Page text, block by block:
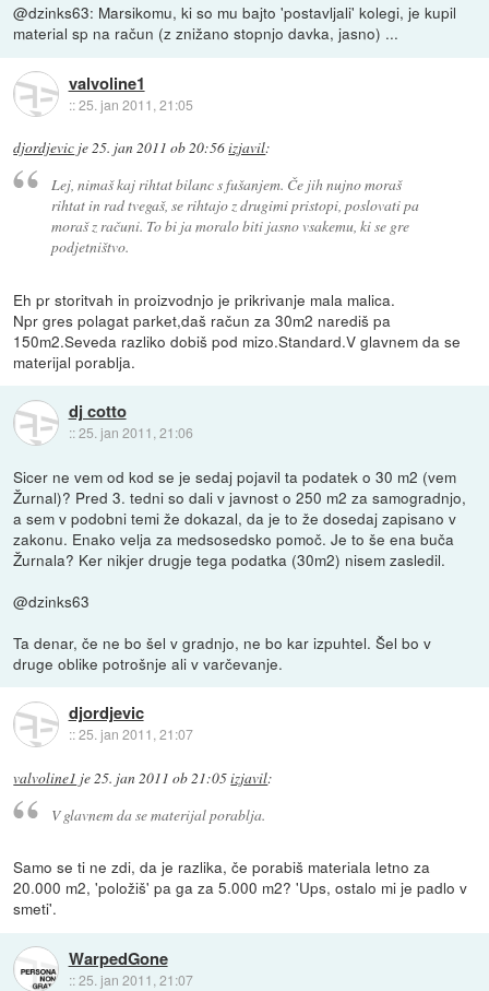
@dzinks63: Marsikomu, ki so mu bajto 'postavljali' kolegi, je kupil
material sp na račun (z znižano stopnjo davka, jasno) ...
valvoline1
::25. jan 2011, 21:05
djordjevic je25. jan 2011 ob 20:56izjavil:
Lej, nimaš kaj rihtat bilanc s fušanjem. Če jih nujno moraš
rihtat in rad tvegaš, se rihtajo z drugimi pristopi, poslovati pa
moraš z računi. To bi ja moralo biti jasno vsakemu, ki se gre
podjetništvo.
Eh pr storitvah in proizvodnjo je prikrivanje mala malica.
Npr gres polagat parket,daš račun za 30m2 narediš pa
150m2.Seveda razliko dobiš pod mizo.Standard.V glavnem da se
materijal porablja.
dj cotto
::25. jan 2011, 21:06
Sicer ne vem od kod se je sedaj pojavil ta podatek o 30 m2 (vem
Žurnal)? Pred 3. tedni so dali v javnost o 250 m2 za samogradnjo,
a sem v podobni temi že dokazal, da je to že dosedaj zapisano v
zakonu. Enako velja za medsosedsko pomoč. Je to še ena buča
Žurnala? Ker nikjer drugje tega podatka (30m2) nisem zasledil.
@dzinks63
Ta denar, če ne bo šel v gradnjo, ne bo kar izpuhtel. Šel bo v
druge oblike potrošnje ali v varčevanje.
djordjevic
::25. jan 2011, 21:07
valvoline1 je25. jan 2011 ob 21:05izjavil:
V glavnem da se materijal porablja.
Samo se ti ne zdi, da je razlika, če porabiš materiala letno za
20.000 m2, 'položiš' pa ga za 5.000 m2? 'Ups, ostalo mi je padlo v
smeti'.
WarpedGone
::25. jan 2011, 21:07